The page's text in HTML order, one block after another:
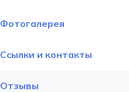
Фотогалерея
Ссылки и контакты
Отзывы